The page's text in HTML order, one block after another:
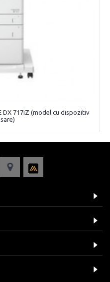
DX 717iZ (model cu dispozitiv